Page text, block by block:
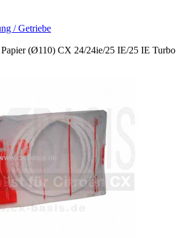
/ Getriebe
(Ø110) CX 24/24ie/25 IE/25 IE Turbo